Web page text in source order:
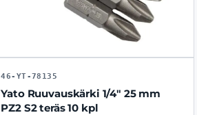
46-YT-78135
Yato Ruuvauskärki 1/4" 25 mm
PZ2 S2 teräs 10 kpl